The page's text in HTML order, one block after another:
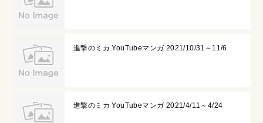
進撃のミカ YouTubeマンガ 2021/10/31～11/6
進撃のミカ YouTubeマンガ 2021/4/11～4/24